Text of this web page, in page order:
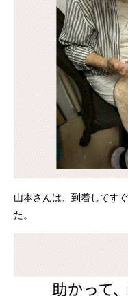
山本さんは、到着してす
た。